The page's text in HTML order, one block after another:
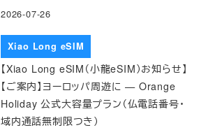
2026-07-26
Xiao Long eSIM
【Xiao Long eSIM（小龍eSIM）お知らせ】
【ご案内】ヨーロッパ周遊に — Orange
Holiday 公式大容量プラン（仏電話番号・
域内通話無制限つき）